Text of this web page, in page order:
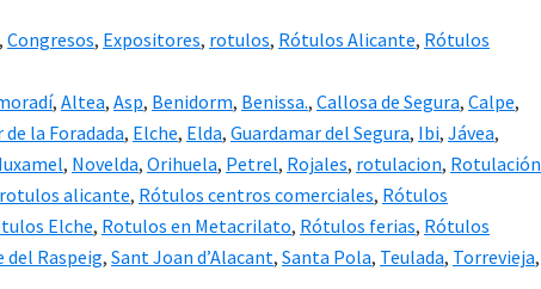
, Congresos, Expositores, rotulos, Rótulos Alicante, Rótulos
, Altea, Asp, Benidorm, Benissa., Callosa de Segura, Calpe,
de la Foradada, Elche, Elda, Guardamar del Segura, Ibi, Jávea,
, Novelda, Orihuela, Petrel, Rojales, rotulacion, Rotulación
rotulos alicante, Rótulos centros comerciales, Rótulos
Elche, Rotulos en Metacrilato, Rótulos ferias, Rótulos
del Raspeig, Sant Joan d’Alacant, Santa Pola, Teulada, Torrevieja,